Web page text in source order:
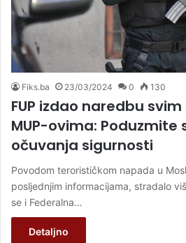
Fiks.ba 23/03/2024 0 130
FUP izdao naredbu
MUP-ovima: Poduzmite
očuvanja sigurnosti
Povodom terorističkom napada u
posljednjim informacijama, stradalo
se i Federalna…
Detaljno